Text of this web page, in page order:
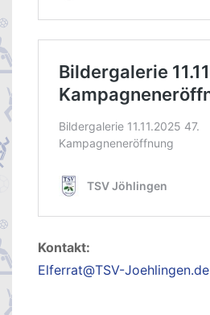
Kontakt:
Elferrat@TSV-Joehlingen.de